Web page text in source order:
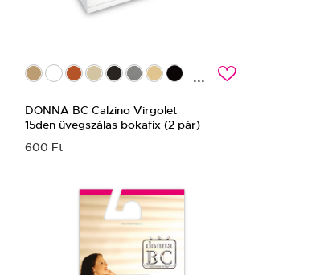
... c
DONNA BC Calzino Virgolet
15den üvegszálas bokafix (2 pár)
600 Ft